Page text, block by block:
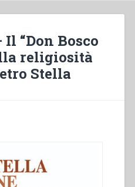
“Don Bosco
religiosità
Stella